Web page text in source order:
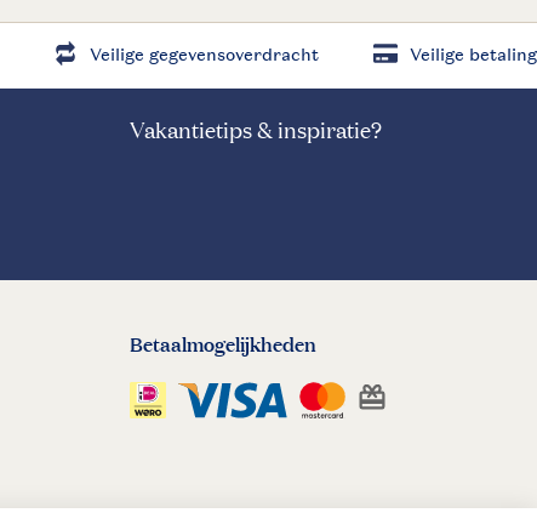
Veilige gegevensoverdracht Veilige betaling
Vakantietips & inspiratie?
Betaalmogelijkheden